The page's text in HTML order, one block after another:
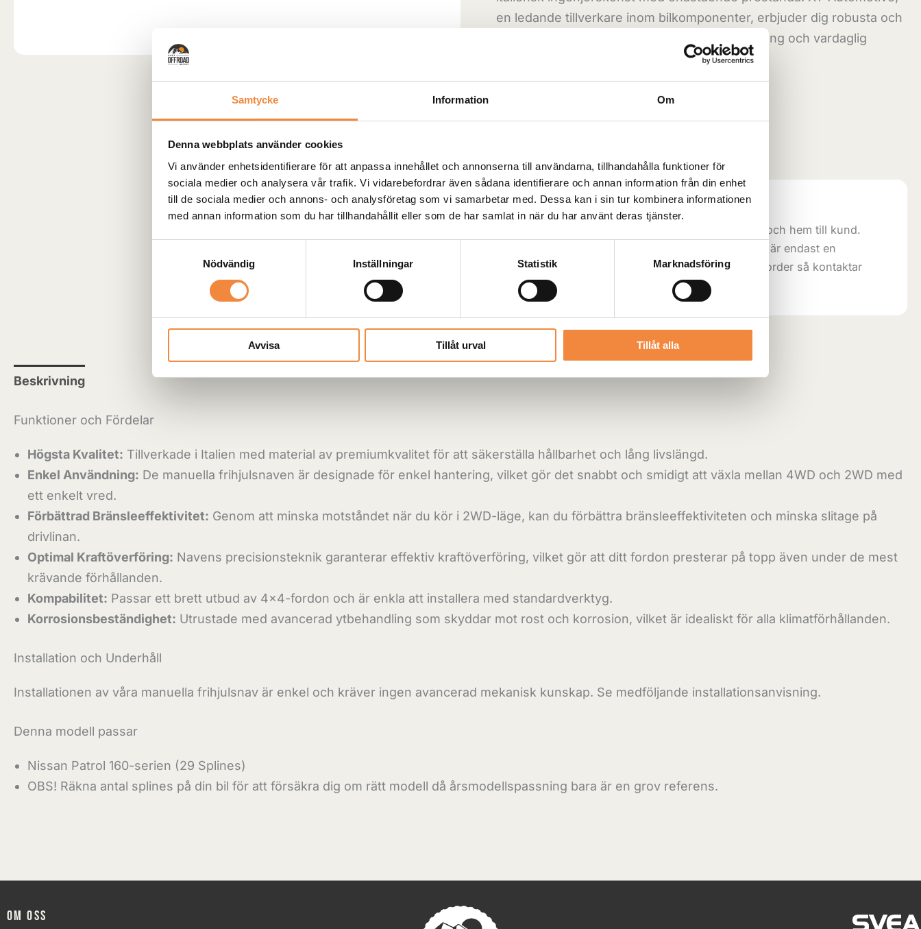
Samtycke Information Om
Denna webbplats använder cookies
Vi använder enhetsidentifierare för att anpassa innehållet och annonserna till användarna, tillhandahålla funktioner för
sociala medier och analysera vår trafik. Vi vidarebefordrar även sådana identifierare och annan information från din enhet
till de sociala medier och annons- och analysföretag som vi samarbetar med. Dessa kan i sin tur kombinera informationen
med annan information som du har tillhandahållit eller som de har samlat in när du har använt deras tjänster.
Nödvändig
Inställningar Statistik Marknadsföring
Avvisa Tillåt urval Tillåt alla
en ledande tillverkare inom bilkomponenter, erbjuder dig robusta och
pålitliga nav som är perfekta för både tuff terräng och vardaglig
Lägg till i varukorg
Skickas från centrallagret:
Produkten skickas direkt ifrån vårt centrallager och hem till kund.
Leveranstid oftast 5-8 arbetsdagar. Lagersaldot är endast en
prognos och ifall varan är slut när vi fått in din order så kontaktar
vi dig personligen.
Beskrivning Recensioner (0)
Funktioner och Fördelar
Högsta Kvalitet: Tillverkade i Italien med material av premiumkvalitet för att säkerställa hållbarhet och lång livslängd.
Enkel Användning: De manuella frihjulsnaven är designade för enkel hantering, vilket gör det snabbt och smidigt att växla mellan 4WD och 2WD med
ett enkelt vred.
Förbättrad Bränsleeffektivitet: Genom att minska motståndet när du kör i 2WD-läge, kan du förbättra bränsleeffektiviteten och minska slitage på
drivlinan.
Optimal Kraftöverföring: Navens precisionsteknik garanterar effektiv kraftöverföring, vilket gör att ditt fordon presterar på topp även under de mest
krävande förhållanden.
Kompabilitet: Passar ett brett utbud av 4×4-fordon och är enkla att installera med standardverktyg.
Korrosionsbeständighet: Utrustade med avancerad ytbehandling som skyddar mot rost och korrosion, vilket är idealiskt för alla klimatförhållanden.
Installation och Underhåll
Installationen av våra manuella frihjulsnav är enkel och kräver ingen avancerad mekanisk kunskap. Se medföljande installationsanvisning.
Denna modell passar
Nissan Patrol 160-serien (29 Splines)
OBS! Räkna antal splines på din bil för att försäkra dig om rätt modell då årsmodellspassning bara är en grov referens.
Om oss